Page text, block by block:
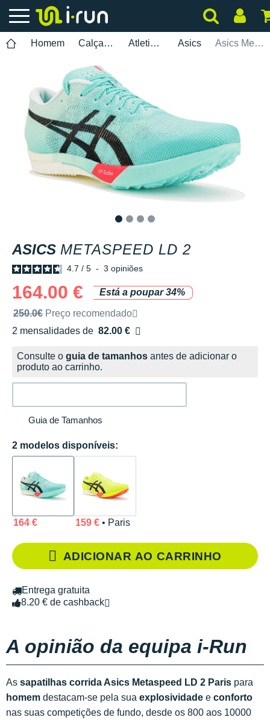
Homem Calçados Atletismo Asics Asics Metaspeed LD 2
ASICS METASPEED LD 2
4.7 / 5 - 3 opiniões
164.00 €
Está a poupar 34%
Preço de venda recomendado pela marca
250.0€ Preço recomendado
2 mensalidades de 82.00 €
sem custos
Consulte o guia de tamanhos antes de adicionar o
produto ao carrinho.
Guia de Tamanhos
2 modelos disponíveis:
164 € 159 €• Paris
ADICIONAR AO CARRINHO
Entrega gratuita
8.20 € de cashback
A opinião da equipa i-Run
As sapatilhas corrida Asics Metaspeed LD 2 Paris para
homem destacam-se pela sua explosividade e conforto
nas suas competições de fundo, desde os 800 aos 10000